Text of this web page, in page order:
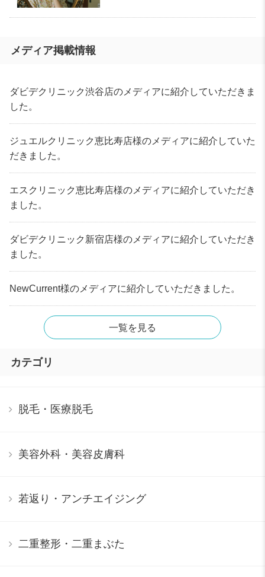
メディア掲載情報
ダビデクリニック渋谷店のメディアに紹介していただきま
した。
ジュエルクリニック恵比寿店様のメディアに紹介していた
だきました。
エスクリニック恵比寿店様のメディアに紹介していただき
ました。
ダビデクリニック新宿店様のメディアに紹介していただき
ました。
NewCurrent様のメディアに紹介していただきました。
一覧を見る
カテゴリ
脱毛・医療脱毛
美容外科・美容皮膚科
若返り・アンチエイジング
二重整形・二重まぶた